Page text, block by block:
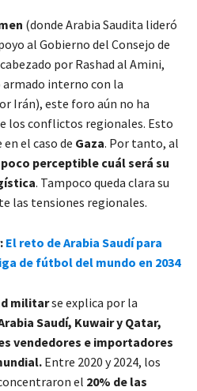
(donde Arabia Saudita lideró
al Gobierno del Consejo de
por Rashad al Amini,
interno con la
Irán), este foro aún no ha
los conflictos regionales. Esto
el caso de Gaza. Por tanto, al
perceptible cuál será su
. Tampoco queda clara su
las tensiones regionales.
El reto de Arabia Saudí para
de fútbol del mundo en 2034
militarse explica por la
Saudí, Kuwair y Qatar,
vendedores e importadores
Entre 2020 y 2024, los
el 20% de las